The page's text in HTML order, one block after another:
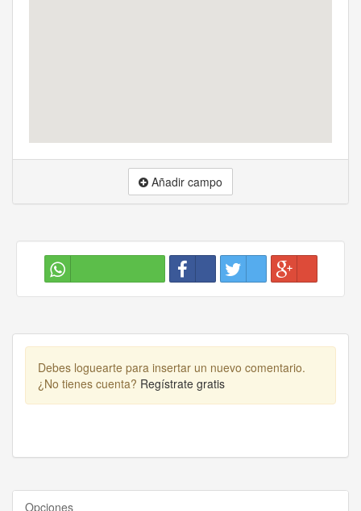
Añadir campo
Debes loguearte para insertar un nuevo comentario.
¿No tienes cuenta? Regístrate gratis
Opciones